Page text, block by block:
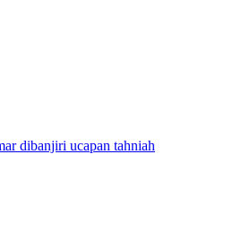
dibanjiri ucapan tahniah